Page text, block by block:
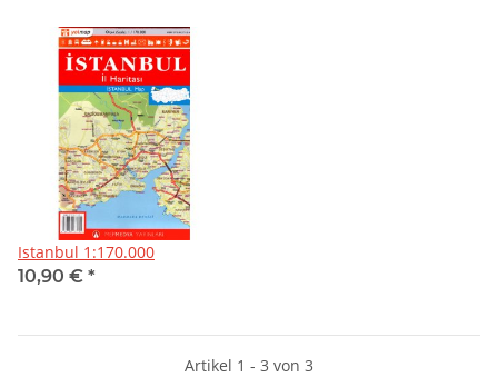
Istanbul 1:170.000
10,90 € *
Artikel 1 - 3 von 3